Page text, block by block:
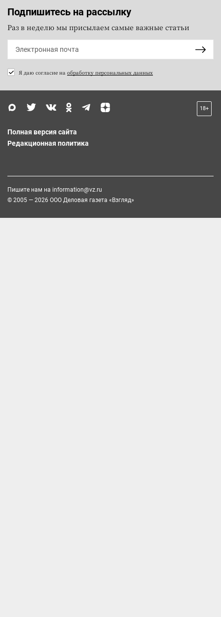
Подпишитесь на рассылку
Раз в неделю мы присылаем самые важные статьи
Я даю согласие на обработку персональных данных
18+
Полная версия сайта
Редакционная политика
Пишите нам на information@vz.ru
© 2005 — 2026 ООО Деловая газета «Взгляд»